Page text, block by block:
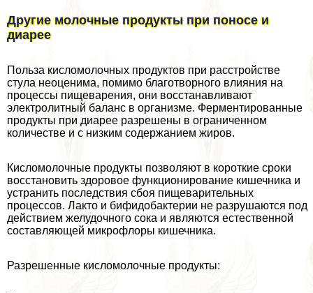
Другие молочные продукты при поносе и
диарее
Польза кисломолочных продуктов при расстройстве
стула неоценима, помимо благотворного влияния на
процессы пищеварения, они восстанавливают
электролитный баланс в организме. Ферментированные
продукты при диарее разрешены в ограниченном
количестве и с низким содержанием жиров.
Кисломолочные продукты позволяют в короткие сроки
восстановить здоровое функционирование кишечника и
устранить последствия сбоя пищеварительных
процессов. Лакто и бифидобактерии не разрушаются под
действием желудочного сока и являются естественной
составляющей микрофлоры кишечника.
Разрешенные кисломолочные продукты: